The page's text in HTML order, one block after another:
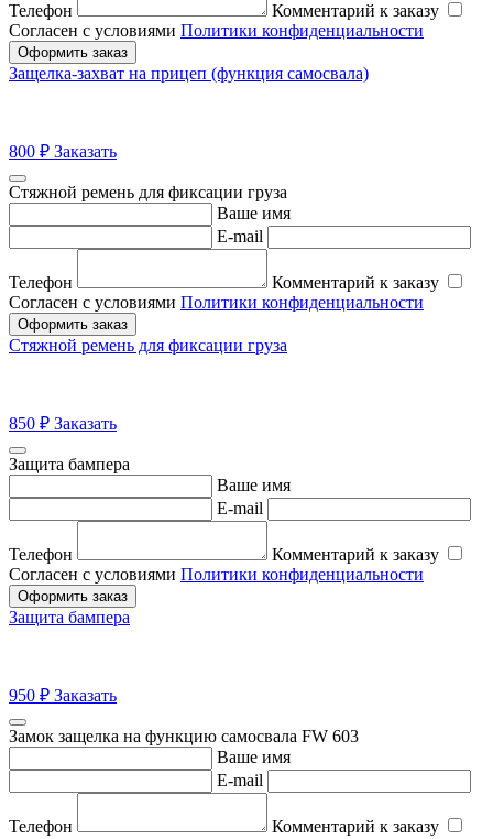
Телефон
Комментарий к заказу
Согласен с условиями Политики конфиденциальности
Оформить заказ
Защелка-захват на прицеп (функция самосвала)
800 ₽ Заказать
Стяжной ремень для фиксации груза
Ваше имя
E-mail
Телефон
Комментарий к заказу
Согласен с условиями Политики конфиденциальности
Оформить заказ
Стяжной ремень для фиксации груза
850 ₽ Заказать
Защита бампера
Ваше имя
E-mail
Телефон
Комментарий к заказу
Согласен с условиями Политики конфиденциальности
Оформить заказ
Защита бампера
950 ₽ Заказать
Замок защелка на функцию самосвала FW 603
Ваше имя
E-mail
Телефон
Комментарий к заказу